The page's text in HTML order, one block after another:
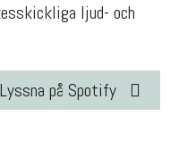
ljud- och
Lyssna på Spotify